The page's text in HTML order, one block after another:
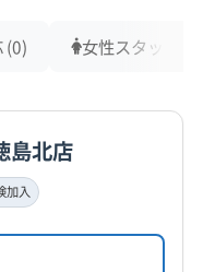
(0) 女性スタッフ在
島北店
加入